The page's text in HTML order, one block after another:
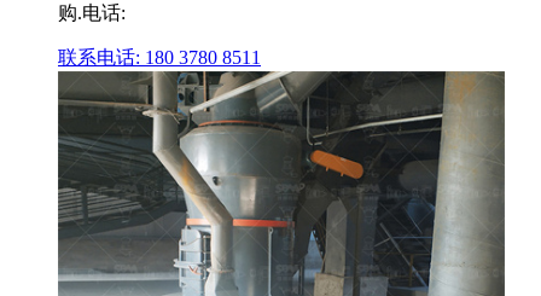
购.电话:
联系电话: 180 3780 8511